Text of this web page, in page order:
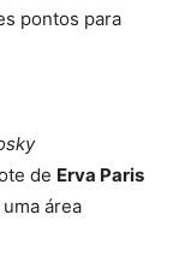
pontos para
de Erva Paris
área